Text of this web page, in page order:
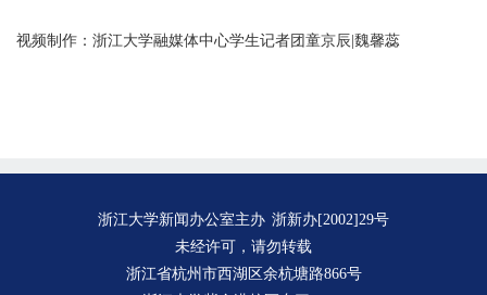
视频制作：浙江大学融媒体中心学生记者团童京辰|魏馨蕊
浙江大学新闻办公室主办 浙新办[2002]29号
未经许可，请勿转载
浙江省杭州市西湖区余杭塘路866号